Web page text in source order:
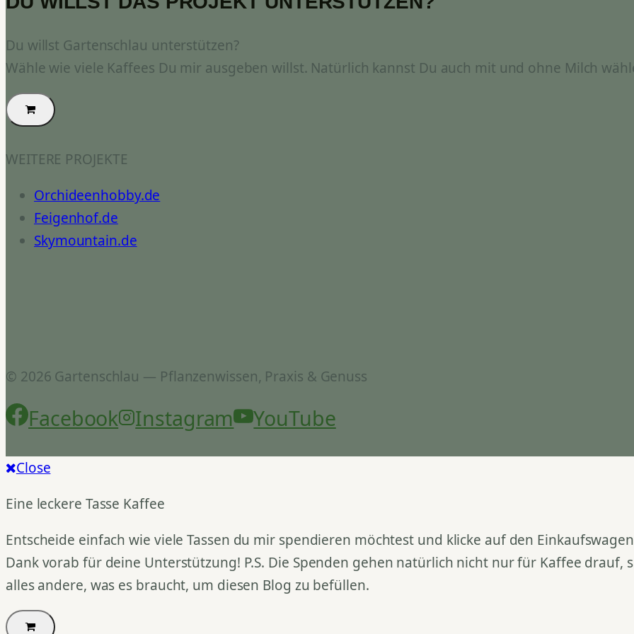
Du willst Gartenschlau unterstützen?
Wähle wie viele Kaffees Du mir ausgeben willst. Natürlich kannst Du auch mit und ohne Milch
WEITERE PROJEKTE
Orchideenhobby.de
Feigenhof.de
Skymountain.de
© 2026 Gartenschlau — Pflanzenwissen, Praxis & Genuss
Facebook Instagram YouTube
Close
Eine leckere Tasse Kaffee
Entscheide einfach wie viele Tassen du mir spendieren möchtest und klicke auf den
Dank vorab für deine Unterstützung! P.S. Die Spenden gehen natürlich nicht nur für Kaffee drauf,
alles andere, was es braucht, um diesen Blog zu befüllen.